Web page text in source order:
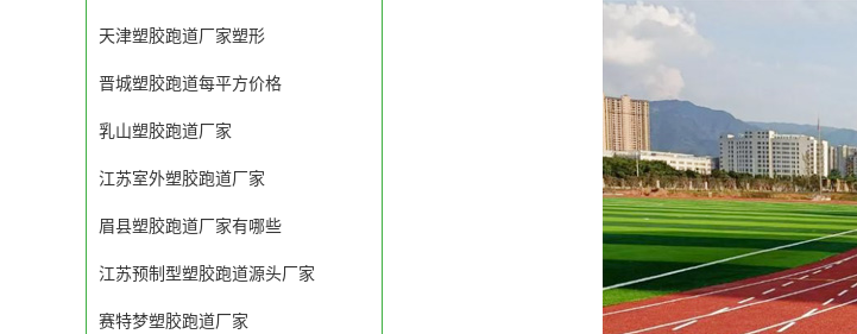
天津塑胶跑道厂家塑形
晋城塑胶跑道每平方价格
乳山塑胶跑道厂家
江苏室外塑胶跑道厂家
眉县塑胶跑道厂家有哪些
江苏预制型塑胶跑道源头厂家
赛特梦塑胶跑道厂家